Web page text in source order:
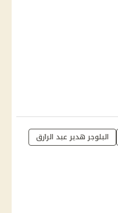
البلوجر هدير عبد الرازق